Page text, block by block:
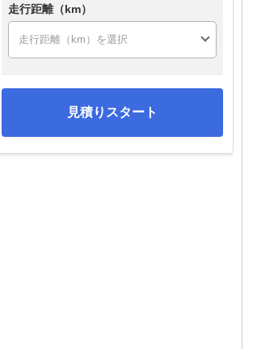
走行距離（km）
見積りスタート